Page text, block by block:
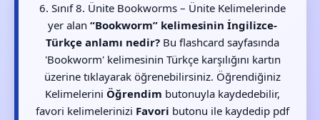
6. Sınıf 8. Ünite Bookworms – Ünite Kelimelerinde
yer alan“Bookworm” kelimesinin İngilizce-
Türkçe anlamı nedir? Bu flashcard sayfasında
'Bookworm' kelimesinin Türkçe karşılığını kartın
üzerine tıklayarak öğrenebilirsiniz. Öğrendiğiniz
Kelimelerini Öğrendim butonuyla kaydedebilir,
favori kelimelerinizi Favori butonu ile kaydedip pdf